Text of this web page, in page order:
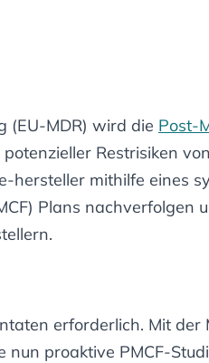
(EU-MDR) wird die Post-
Restrisiken
hersteller mithilfe eines
Plans nachverfolgen
erforderlich. Mit der
proaktive PMCF-